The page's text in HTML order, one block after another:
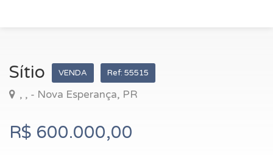
Sítio VENDA Ref: 55515
, , - Nova Esperança, PR
R$ 600.000,00